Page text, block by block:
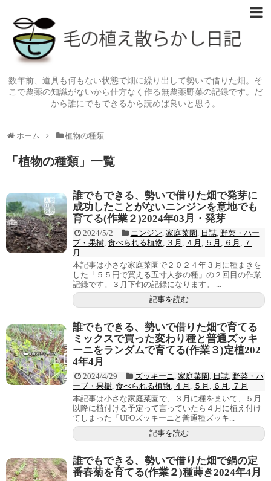
数年前、道具も何もない状態で畑に繰り出して勢いで借りた畑。そ
こで農薬の知識がないから仕方なく作る無農薬野菜の記録です。だ
から誰にでもできるから読めば良いと思う。
ホーム 植物の種類
「 植物の種類」 一覧
誰でもできる、勢いで借りた畑で発芽に
成功したことがないニンジンを意地でも
育てる(作業２)2024年03月・発芽
2024/5/2 ニンジン 家庭菜園 日誌, 野菜・ハー
ブ・果樹 食べられる植物 ３月 ４月 ５月 ６月
７
月
本記事は小さな家庭菜園で２０２４年３月に種まきを
した「５５円で買える五寸人参の種」の２回目の作業
記録です。３月下旬の記録になります。 ...
記事を読む
誰でもできる、勢いで借りた畑で育てる
ミックスで買った変わり種と普通ズッキ
ーニをランダムで育てる(作業３)定植202
4年4月
2024/4/29 ズッキーニ 家庭菜園 日誌, 野菜・ハ
ーブ・果樹 食べられる植物 ４月 ５月 ６月
７月
本記事は小さな家庭菜園で、３月に種をまいて、５月
以降に植付ける予定って言っていたら４月に植え付け
てしまった「UFOズッキーニと普通種ズッキ...
記事を読む
誰でもできる、勢いで借りた畑で鍋の定
番春菊を育てる(作業２)種蒔き2024年4月